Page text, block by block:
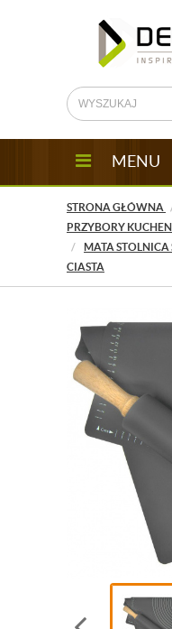
MENU
STRONA GŁÓWNA
PRZYBORY
MATA
CIASTA